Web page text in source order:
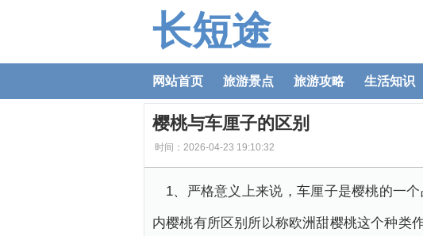
长短途
网站首页 旅游景点 旅游攻略 生活知识
樱桃与车厘子的区别
时间：2026-04-23 19:10:32
1、严格意义上来说，车厘子是樱桃的一
内樱桃有所区别所以称欧洲甜樱桃这个种类